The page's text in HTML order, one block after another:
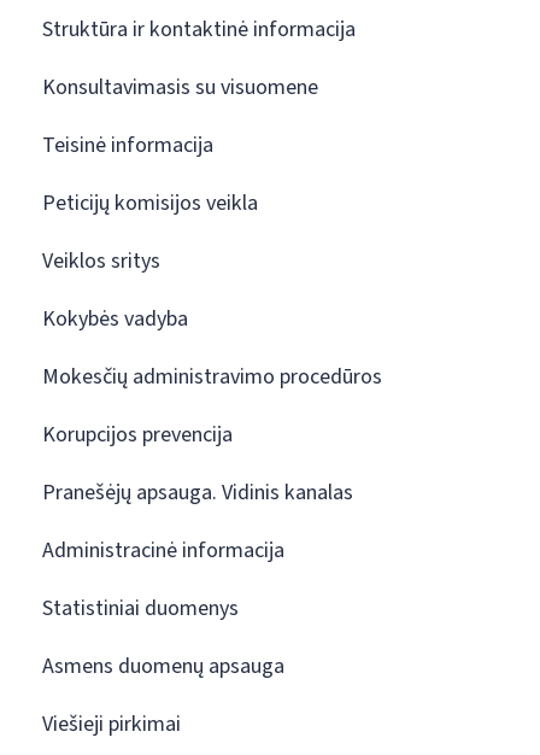
Struktūra ir kontaktinė informacija
Konsultavimasis su visuomene
Teisinė informacija
Peticijų komisijos veikla
Veiklos sritys
Kokybės vadyba
Mokesčių administravimo procedūros
Korupcijos prevencija
Pranešėjų apsauga. Vidinis kanalas
Administracinė informacija
Statistiniai duomenys
Asmens duomenų apsauga
Viešieji pirkimai